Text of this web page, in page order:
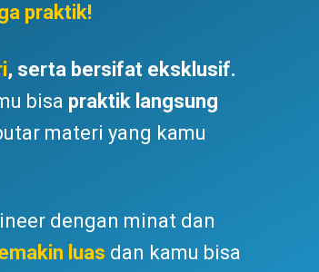
praktik!
, serta bersifat eksklusif.
bisa praktik langsung
materi yang kamu
dengan minat dan
luas dan kamu bisa